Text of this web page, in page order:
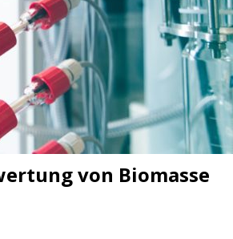
von Biomasse